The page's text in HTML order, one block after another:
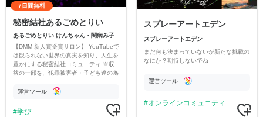
7日間無料
秘密結社あるごめとりい
あるごめとりい けんちゃん・闇病み子
【DMM 新人賞受賞サロン】 YouTubeで
は観られない世界の真実を知り、人生を
豊かにする秘密結社コミュニティ ※収
益の一部を、犯罪被害者・子ども達の為
す運営ツール
学び
スプレーアートエデン
スプレーアートエデン
まだ何も決まっていないが新たな挑戦の
なにか？期待しないでね
運営ツール
オンラインコミュニティ